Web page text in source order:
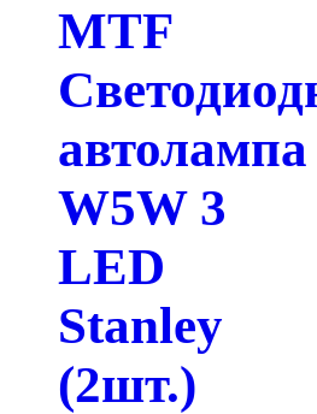
MTF
автолампа
W5W 3
LED
Stanley
(2шт.)